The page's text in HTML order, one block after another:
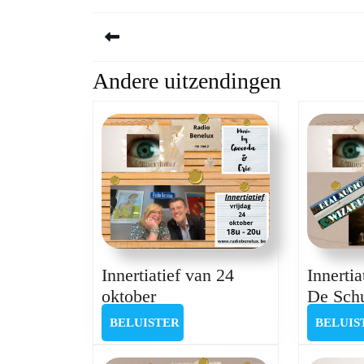
Previous
Andere uitzendingen
Innertiatief van 24
oktoberInnertiatief
van
24
oktober
BELUISTER
De